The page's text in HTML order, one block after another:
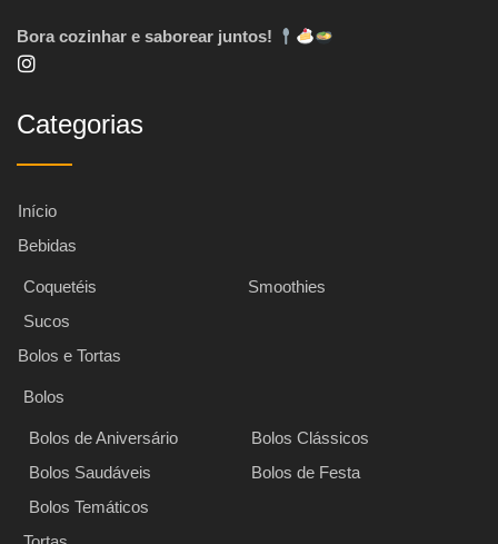
Bora cozinhar e saborear juntos!
Categorias
Início
Bebidas
Coquetéis
Smoothies
Sucos
Bolos e Tortas
Bolos
Bolos de Aniversário
Bolos Clássicos
Bolos Saudáveis
Bolos de Festa
Bolos Temáticos